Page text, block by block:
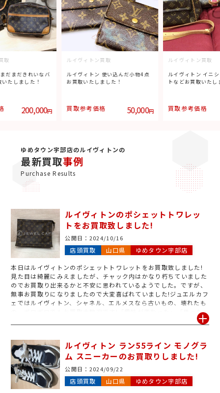
取
だまだきれいなバ
たしました！
200,000円
ルイヴィトン買取
ルイヴィトン 使い込んだ小物4点
お買取いたしました！
買取参考価格 50,000円
ルイヴィトン買取
ルイヴィトン イニ
トなどお買取いた
買取参考価格
ゆめタウン宇部店のルイヴィトンの
最新買取事例
Purchase Results
ルイヴィトンのポシェットトワレッ
トをお買取致しました!
公開日： 2024/10/16
店頭買取 山口県 ゆめタウン宇部店
本日はルイヴィトンのポシェットトワレットをお買取致しました!
見た目は綺麗にみえましたが、チャック内はかなり朽ちていました
のでお買取り出来るかと不安に思われているようでした。ですが、
無事お買取りになりましたので大変喜ばれていました!ジュエルカフ
ェではルイヴィトン、シャネル、エルメスなら古いもの、壊れたも
の、ボロボロでもお買取大歓迎です!「趣味が変わった」「思った
より使いにくかった」「新しい物を購入した」等処分を検討されて
ェゆめタウン宇部店までお越しくださいませ。
ルイヴィトン ラン55ライン モノグラ
ム スニーカーのお買取りしました!
公開日： 2024/09/22
店頭買取 山口県 ゆめタウン宇部店